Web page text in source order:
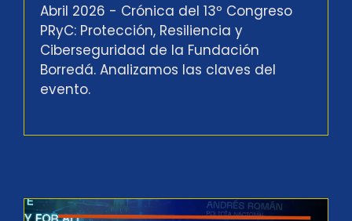
Abril 2026 - Crónica del 13º Congreso
PRyC: Protección, Resiliencia y
Ciberseguridad de la Fundación
Borredá. Analizamos las claves del
evento.